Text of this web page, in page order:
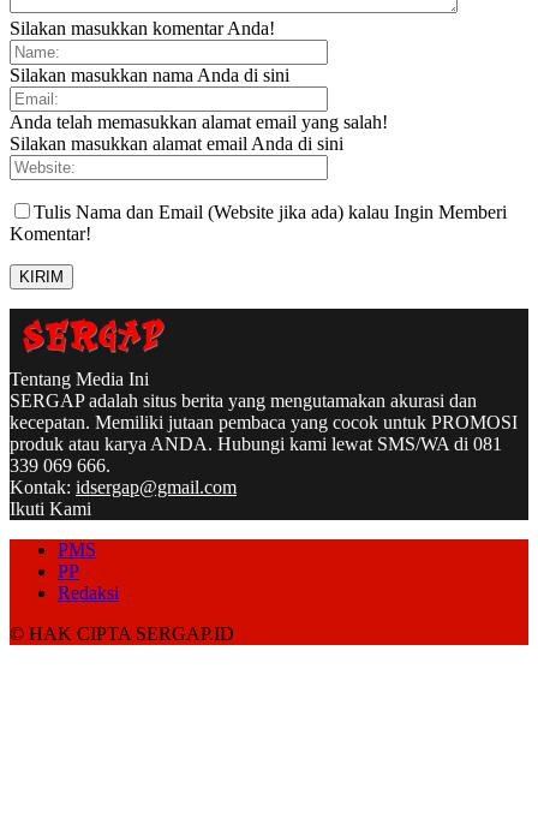
Silakan masukkan komentar Anda!
Silakan masukkan nama Anda di sini
Anda telah memasukkan alamat email yang salah!
Silakan masukkan alamat email Anda di sini
Tulis Nama dan Email (Website jika ada) kalau Ingin Memberi
Komentar!
Tentang Media Ini
SERGAP adalah situs berita yang mengutamakan akurasi dan
kecepatan. Memiliki jutaan pembaca yang cocok untuk PROMOSI
produk atau karya ANDA. Hubungi kami lewat SMS/WA di 081
339 069 666.
Kontak: idsergap@gmail.com
Ikuti Kami
PMS
PP
Redaksi
© HAK CIPTA SERGAP.ID